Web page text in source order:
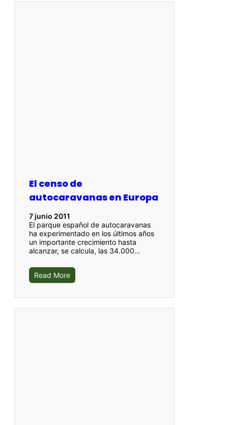
El censo de
autocaravanas en Europa
7 junio 2011
El parque español de autocaravanas
ha experimentado en los últimos años
un importante crecimiento hasta
alcanzar, se calcula, las 34.000…
Read More